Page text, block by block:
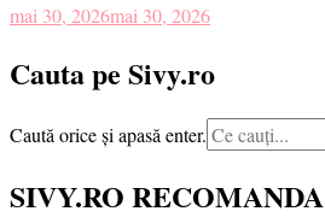
mai 30, 2026mai 30, 2026
Cauta pe Sivy.ro
Cauți
Caută orice și apasă enter.
SIVY.RO RECOMANDA